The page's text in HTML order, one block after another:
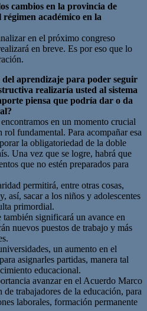
cambios en la provincia de
académico en la
en el próximo congreso
en breve. Es por eso que lo
aprendizaje para poder seguir
realizaría usted al sistema
piensa que podría dar o da
en un momento crucial
fundamental. Para acompañar esa
la obligatoriedad de la doble
Una vez que se logre, habrá que
que no estén preparados para
permitirá, entre otras cosas,
así, sacar a los niños y adolescentes
primordial.
significará un avance en
nuevos puestos de trabajo y más
un aumento en el
asignarles partidas, manera tal
educacional.
avanzar en el Acuerdo Marco
trabajadores de la educación, para
laborales, formación permanente